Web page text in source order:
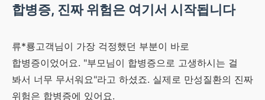
합병증, 진짜 위험은 여기서 시작됩니다
류*룡고객님이 가장 걱정했던 부분이 바로
합병증이었어요. "부모님이 합병증으로 고생하시는 걸
봐서 너무 무서워요"라고 하셨죠. 실제로 만성질환의 진짜
위험은 합병증에 있어요.